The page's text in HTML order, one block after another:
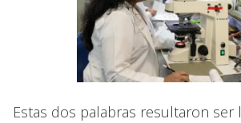
Estas dos palabras resultaron ser